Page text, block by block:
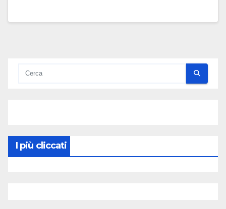
I più cliccati